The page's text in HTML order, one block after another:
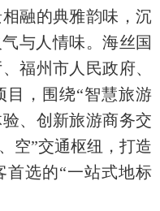
融的典雅韵味，沉
与人情味。海丝国
福州市人民政府、
目，围绕“智慧旅游
、创新旅游商务交
空”交通枢纽，打造
首选的“一站式地标